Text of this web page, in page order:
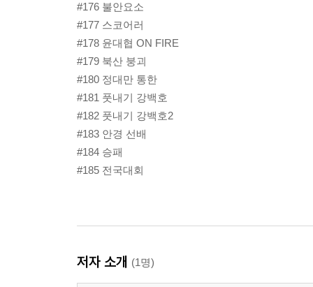
#176 불안요소
#177 스코어러
#178 윤대협 ON FIRE
#179 북산 붕괴
#180 정대만 통한
#181 풋내기 강백호
#182 풋내기 강백호2
#183 안경 선배
#184 승패
#185 전국대회
저자 소개 (1명)